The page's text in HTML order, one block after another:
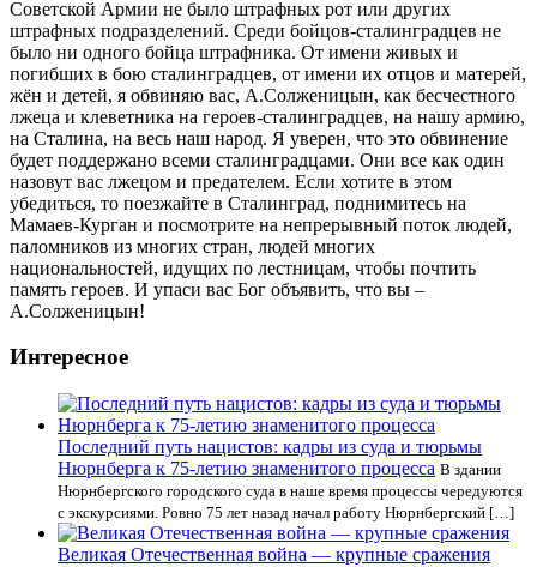
Советской Армии не было штрафных рот или других
штрафных подразделений. Среди бойцов-сталинградцев не
было ни одного бойца штрафника. От имени живых и
погибших в бою сталинградцев, от имени их отцов и матерей,
жён и детей, я обвиняю вас, А.Солженицын, как бесчестного
лжеца и клеветника на героев-сталинградцев, на нашу армию,
на Сталина, на весь наш народ. Я уверен, что это обвинение
будет поддержано всеми сталинградцами. Они все как один
назовут вас лжецом и предателем. Если хотите в этом
убедиться, то поезжайте в Сталинград, поднимитесь на
Мамаев-Курган и посмотрите на непрерывный поток людей,
паломников из многих стран, людей многих
национальностей, идущих по лестницам, чтобы почтить
память героев. И упаси вас Бог объявить, что вы –
А.Солженицын!
Интересное
Последний путь нацистов: кадры из суда и тюрьмы
Нюрнберга к 75-летию знаменитого процесса В здании
Нюрнбергского городского суда в наше время процессы чередуются
с экскурсиями. Ровно 75 лет назад начал работу Нюрнбергский […]
Великая Отечественная война — крупные сражения